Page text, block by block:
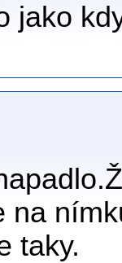
jako
na
taky.